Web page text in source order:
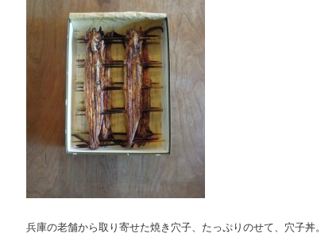
兵庫の老舗から取り寄せた焼き穴子、たっぷりのせて、穴子丼。